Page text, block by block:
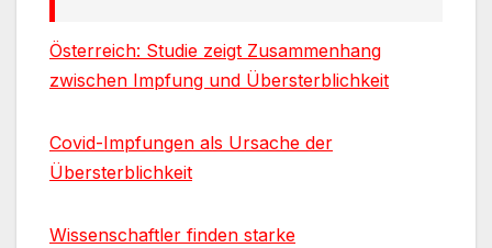
Österreich: Studie zeigt Zusammenhang
zwischen Impfung und Übersterblichkeit
Covid-Impfungen als Ursache der
Übersterblichkeit
Wissenschaftler finden starke